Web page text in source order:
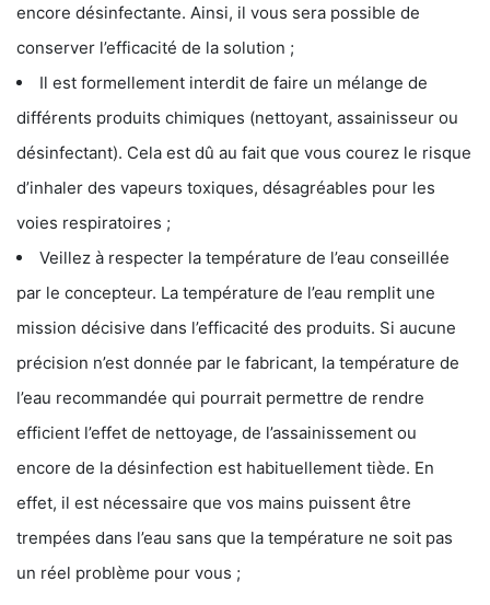
encore désinfectante. Ainsi, il vous sera possible de
conserver l’efficacité de la solution ;
Il est formellement interdit de faire un mélange de
différents produits chimiques (nettoyant, assainisseur ou
désinfectant). Cela est dû au fait que vous courez le risque
d’inhaler des vapeurs toxiques, désagréables pour les
voies respiratoires ;
Veillez à respecter la température de l’eau conseillée
par le concepteur. La température de l’eau remplit une
mission décisive dans l’efficacité des produits. Si aucune
précision n’est donnée par le fabricant, la température de
l’eau recommandée qui pourrait permettre de rendre
efficient l’effet de nettoyage, de l’assainissement ou
encore de la désinfection est habituellement tiède. En
effet, il est nécessaire que vos mains puissent être
trempées dans l’eau sans que la température ne soit pas
un réel problème pour vous ;